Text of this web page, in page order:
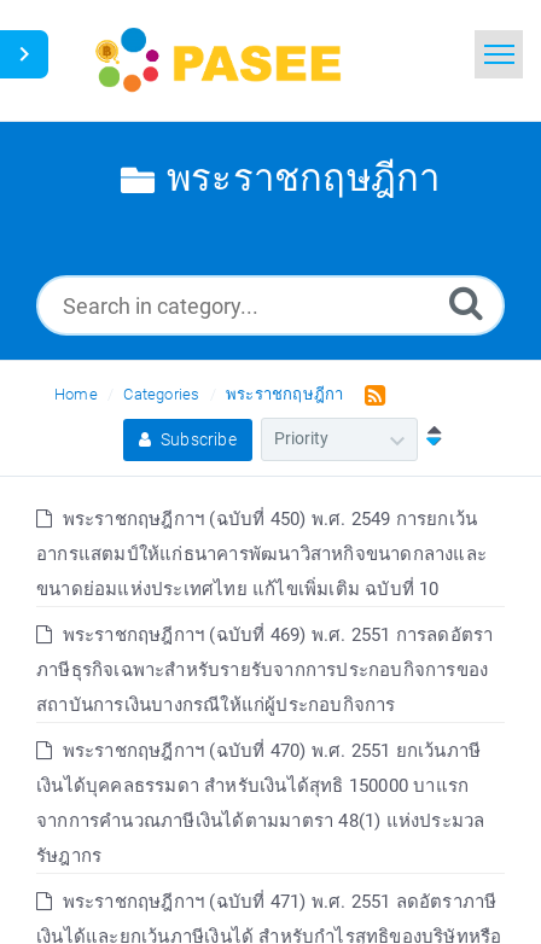
Glossary
Thai
พระราชกฤษฎีกา
Home Categories พระราชกฤษฎีกา
Subscribe
พระราชกฤษฎีกาฯ (ฉบับที่ 450) พ.ศ. 2549 การยกเว้น
อากรแสตมป์ให้แก่ธนาคารพัฒนาวิสาหกิจขนาดกลางและ
ขนาดย่อมแห่งประเทศไทย แก้ไขเพิ่มเติม ฉบับที่ 10
พระราชกฤษฎีกาฯ (ฉบับที่ 469) พ.ศ. 2551 การลดอัตรา
ภาษีธุรกิจเฉพาะสำหรับรายรับจากการประกอบกิจการของ
สถาบันการเงินบางกรณีให้แก่ผู้ประกอบกิจการ
พระราชกฤษฎีกาฯ (ฉบับที่ 470) พ.ศ. 2551 ยกเว้นภาษี
เงินได้บุคคลธรรมดา สำหรับเงินได้สุทธิ 150000 บาแรก
จากการคำนวณภาษีเงินได้ตามมาตรา 48(1) แห่งประมวล
รัษฎากร
พระราชกฤษฎีกาฯ (ฉบับที่ 471) พ.ศ. 2551 ลดอัตราภาษี
เงินได้และยกเว้นภาษีเงินได้ สำหรับกำไรสุทธิของบริษัทหรือ